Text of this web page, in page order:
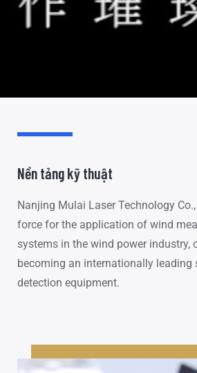
Nền tảng kỹ thuật
Nanjing Mulai Laser Technology
force for the application of wind
systems in the wind power industry,
becoming an internationally leading
detection equipment.